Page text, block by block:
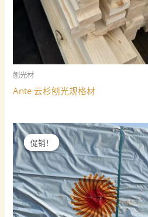
刨光材
Ante 云杉刨光规格材
促销！
促销！